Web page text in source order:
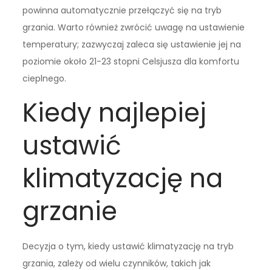
powinna automatycznie przełączyć się na tryb
grzania. Warto również zwrócić uwagę na ustawienie
temperatury; zazwyczaj zaleca się ustawienie jej na
poziomie około 21-23 stopni Celsjusza dla komfortu
cieplnego.
Kiedy najlepiej
ustawić
klimatyzację na
grzanie
Decyzja o tym, kiedy ustawić klimatyzację na tryb
grzania, zależy od wielu czynników, takich jak